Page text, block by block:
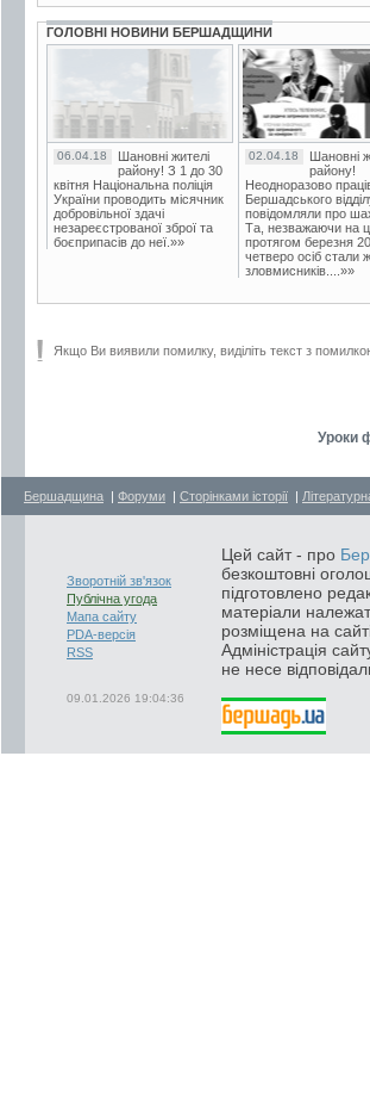
ГОЛОВНІ НОВИНИ БЕРШАДЩИНИ
06.04.18
Шановні жителі
району! З 1 до 30
квітня Національна поліція
України проводить місячник
добровільної здачі
незареєстрованої зброї та
боєприпасів до неї.»»
02.04.18
Шановні
району!
Неодноразово
Бершадського
повідомляли про
Та, незважаючи на
протягом березня
четверо осіб стали
зловмисників....»»
Якщо Ви виявили помилку, виділіть текст з
Уроки
Бершадщина | Форуми | Сторінками історії |
Зворотній зв'язок
Публічна угода
Мапа сайту
PDA-версія
RSS
09.01.2026 19:04:36
Цей сайт - про
безкоштовні
підготовлено
матеріали
розміщена на
Адміністрація
не несе